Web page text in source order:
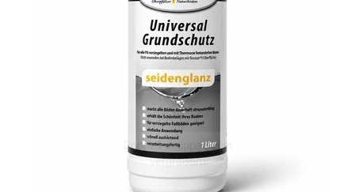
Doppelt antippen zum
vergrößern